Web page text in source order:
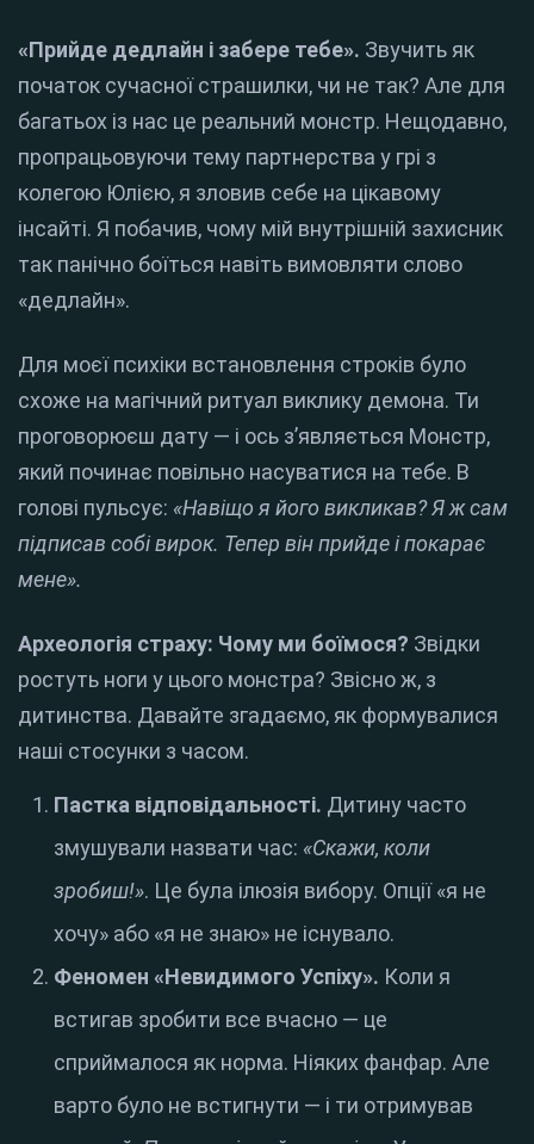
«Прийде дедлайн і забере тебе». Звучить як
початок сучасної страшилки, чи не так? Але для
багатьох із нас це реальний монстр. Нещодавно,
пропрацьовуючи тему партнерства у грі з
колегою Юлією, я зловив себе на цікавому
інсайті. Я побачив, чому мій внутрішній захисник
так панічно боїться навіть вимовляти слово
«дедлайн».
Для моєї психіки встановлення строків було
схоже на магічний ритуал виклику демона. Ти
проговорюєш дату — і ось з’являється Монстр,
який починає повільно насуватися на тебе. В
голові пульсує: «Навіщо я його викликав? Я ж сам
підписав собі вирок. Тепер він прийде і покарає
мене».
Археологія страху: Чому ми боїмося? Звідки
ростуть ноги у цього монстра? Звісно ж, з
дитинства. Давайте згадаємо, як формувалися
наші стосунки з часом.
Пастка відповідальності. Дитину часто
змушували назвати час: «Скажи, коли
зробиш!». Це була ілюзія вибору. Опції «я не
хочу» або «я не знаю» не існувало.
Феномен «Невидимого Успіху». Коли я
встигав зробити все вчасно — це
сприймалося як норма. Ніяких фанфар. Але
варто було не встигнути — і ти отримував